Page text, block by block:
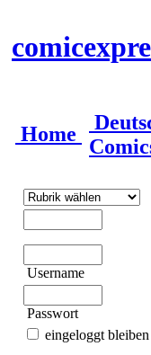
Home
Username
Passwort
eingeloggt bleiben